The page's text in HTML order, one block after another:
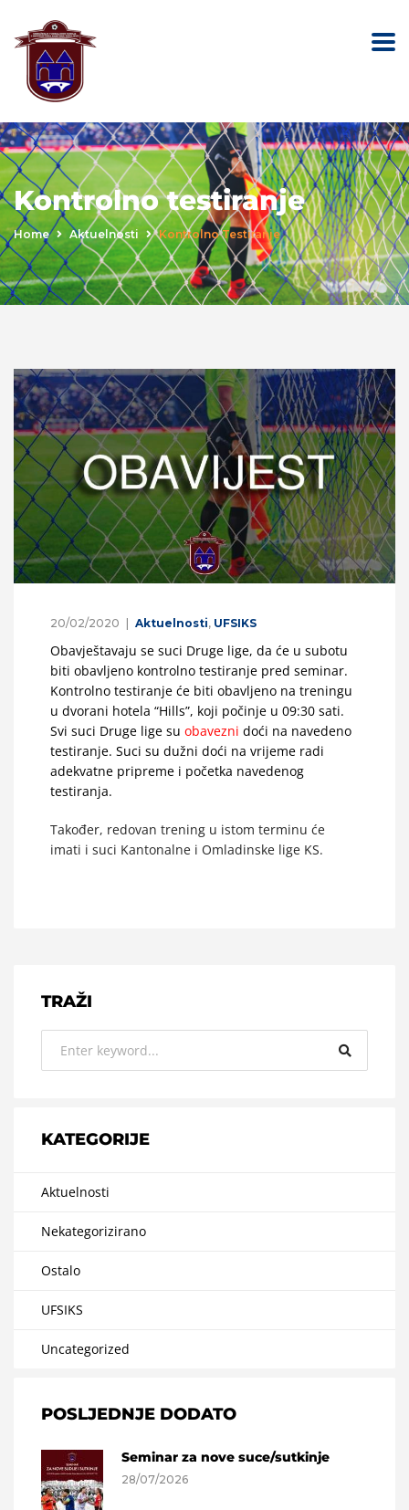
Kontrolno testiranje
Home Aktuelnosti Kontrolno Testiranje
20/02/2020 Aktuelnosti, UFSIKS
Obavještavaju se suci Druge lige, da će u subotu
biti obavljeno kontrolno testiranje pred seminar.
Kontrolno testiranje će biti obavljeno na treningu
u dvorani hotela “Hills”, koji počinje u 09:30 sati.
Svi suci Druge lige su obavezni doći na navedeno
testiranje. Suci su dužni doći na vrijeme radi
adekvatne pripreme i početka navedenog
testiranja.
Također, redovan trening u istom terminu će
imati i suci Kantonalne i Omladinske lige KS.
TRAŽI
KATEGORIJE
Aktuelnosti
Nekategorizirano
Ostalo
UFSIKS
Uncategorized
POSLJEDNJE DODATO
Seminar za nove suce/sutkinje
28/07/2026